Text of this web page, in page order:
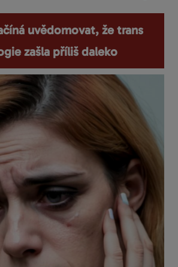
uvědomovat, že trans
zašla příliš daleko